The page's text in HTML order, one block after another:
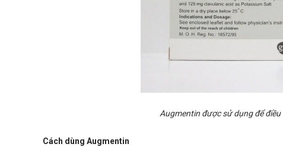
Augmentin được sử dụng để
Cách dùng Augmentin